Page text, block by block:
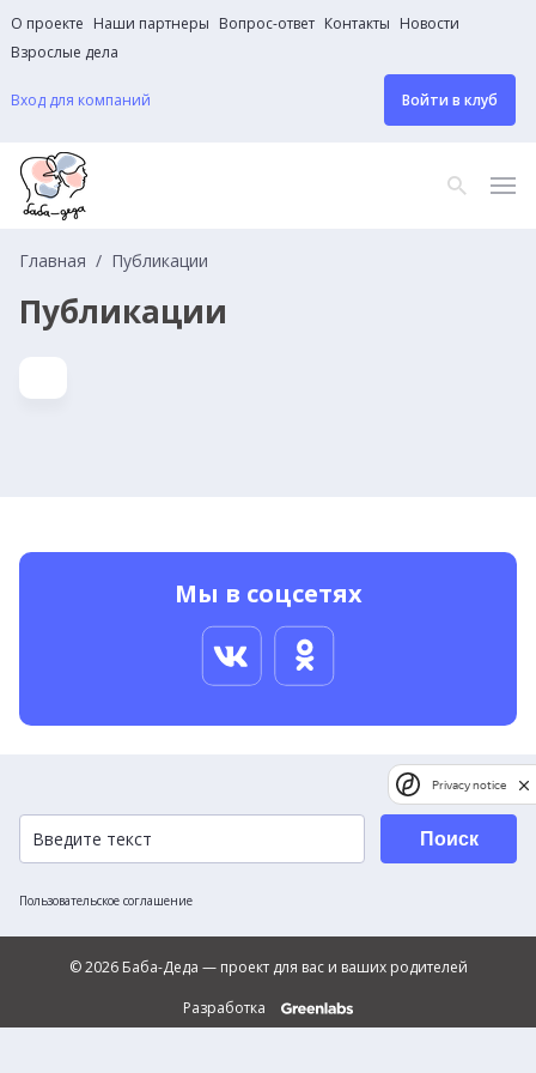
О проекте Наши партнеры Вопрос-ответ Контакты Новости
Взрослые дела
Вход для компаний Войти в клуб
Главная Публикации
Публикации
Мы в соцсетях
Пользовательское соглашение
Поиск
© 2026 Баба-Деда — проект для вас и ваших родителей
Разработка
Privacy notice